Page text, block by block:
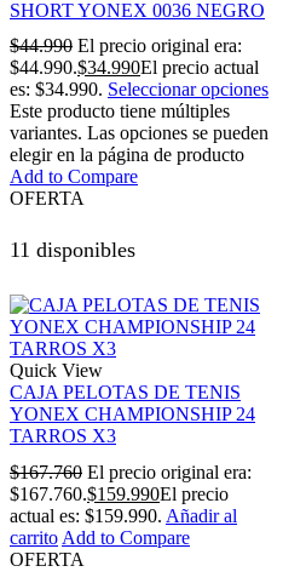
SHORT YONEX 0036 NEGRO
$44.990 El precio original era:
$44.990.$34.990El precio actual
es: $34.990. Seleccionar opciones
Este producto tiene múltiples
variantes. Las opciones se pueden
elegir en la página de producto
Add to Compare
OFERTA
11 disponibles
Quick View
CAJA PELOTAS DE TENIS
YONEX CHAMPIONSHIP 24
TARROS X3
$167.760 El precio original era:
$167.760.$159.990El precio
actual es: $159.990. Añadir al
carrito Add to Compare
OFERTA